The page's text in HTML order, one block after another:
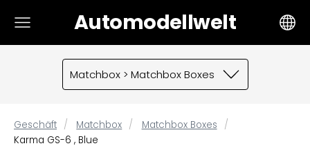
Automodellwelt
Matchbox > Matchbox Boxes
Geschäft Matchbox
Matchbox Boxes
Karma GS-6 , Blue